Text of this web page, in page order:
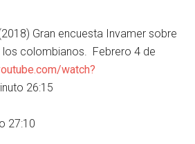
Gran encuesta Invamer sobre
colombianos. Febrero 4 de
watch?
26:15
27:10